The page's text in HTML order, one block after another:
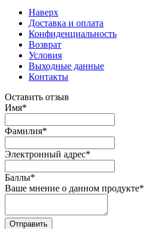
Наверх
Доставка и оплата
Конфиденциальность
Возврат
Условия
Выходные данные
Контакты
Оставить отзыв
Имя*
Фамилия*
Электронный адрес*
Баллы*
Ваше мнение о данном продукте*
Отправить